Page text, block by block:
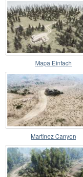
Mapa Einfach
Martinez Canyon